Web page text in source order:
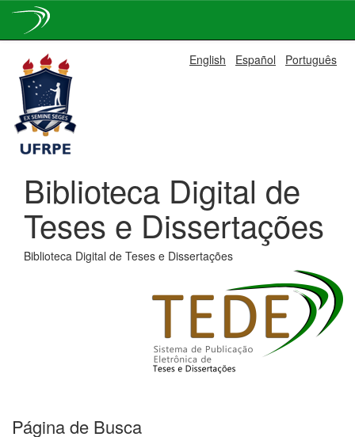
navigation
English Español Português
Biblioteca Digital de
Teses e Dissertações
Biblioteca Digital de Teses e Dissertações
Página de Busca